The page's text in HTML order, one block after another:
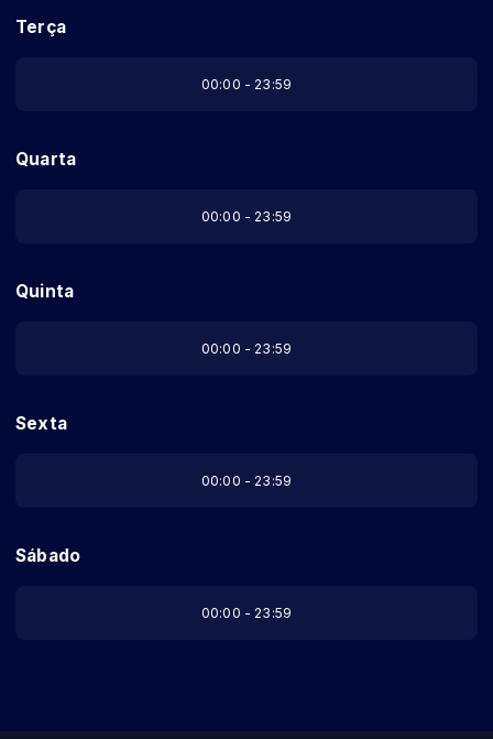
Terça
00:00 - 23:59
Quarta
00:00 - 23:59
Quinta
00:00 - 23:59
Sexta
00:00 - 23:59
Sábado
00:00 - 23:59